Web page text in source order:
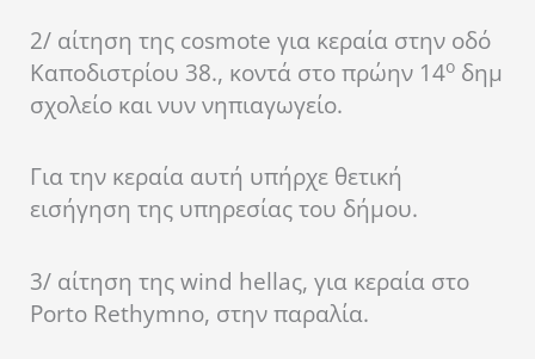
2/ αίτηση της cosmote για κεραία στην οδό
Καποδιστρίου 38., κοντά στο πρώην 14ο δημ
σχολείο και νυν νηπιαγωγείο.
Για την κεραία αυτή υπήρχε θετική
εισήγηση της υπηρεσίας του δήμου.
3/ αίτηση της wind hellaς, για κεραία στο
Porto Rethymno, στην παραλία.